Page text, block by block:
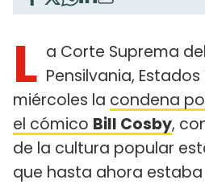
L a Corte Suprema
Pensilvania,
miércoles la condena
el cómico Bill Cosby,
de la cultura popular
que hasta ahora